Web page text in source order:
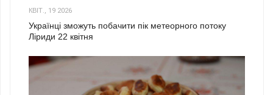
КВІТ., 19 2026
Українці зможуть побачити пік метеорного потоку
Ліриди 22 квітня